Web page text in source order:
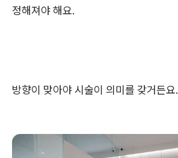
정해져야 해요.
방향이 맞아야 시술이 의미를 갖거든요.